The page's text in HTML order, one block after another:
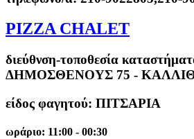
PIZZA CHALET
διεύθνση-τοποθεσία
ΔΗΜΟΣΘΕΝΟΥΣ 75 -
είδος φαγητού: ΠΙΤΣΑΡΙΑ
ωράριο: 11:00 - 00:30